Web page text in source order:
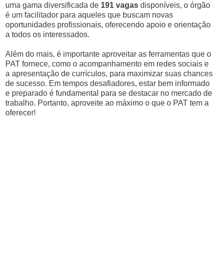
uma gama diversificada de 191 vagas disponíveis, o órgão
é um facilitador para aqueles que buscam novas
oportunidades profissionais, oferecendo apoio e orientação
a todos os interessados.
Além do mais, é importante aproveitar as ferramentas que o
PAT fornece, como o acompanhamento em redes sociais e
a apresentação de currículos, para maximizar suas chances
de sucesso. Em tempos desafiadores, estar bem informado
e preparado é fundamental para se destacar no mercado de
trabalho. Portanto, aproveite ao máximo o que o PAT tem a
oferecer!